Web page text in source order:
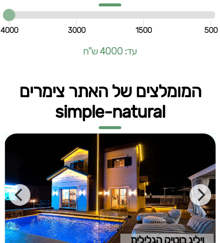
500
1500
3000
4000
עד: 4000 ש"ח
המומלצים של האתר צימרים
simple-natural
ויליג בוטיק הגלילית